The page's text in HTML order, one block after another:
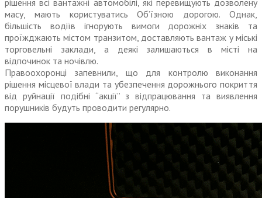
рішення всі вантажні автомобілі, які перевищують дозволену
масу, мають користуватись Об’їзною дорогою. Однак,
більшість водіїв ігнорують вимоги дорожніх знаків та
проїжджають містом транзитом, доставляють вантаж у міські
торговельні заклади, а деякі залишаються в місті на
відпочинок та ночівлю.
Правоохоронці запевнили, що для контролю виконання
рішення місцевої влади та убезпечення дорожнього покриття
від руйнації подібні “акції” з відпрацювання та виявлення
порушників будуть проводити регулярно.